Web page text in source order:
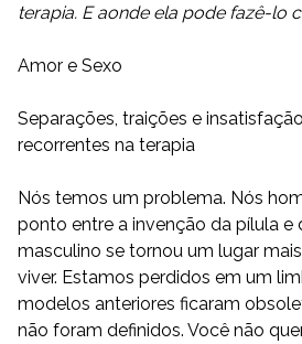
terapia. E aonde ela pode fazê-lo
Amor e Sexo
Separações, traições e
recorrentes na terapia
Nós temos um problema. Nós
ponto entre a invenção da pílula e
masculino se tornou um lugar
viver. Estamos perdidos em um
modelos anteriores ficaram
não foram definidos. Você não